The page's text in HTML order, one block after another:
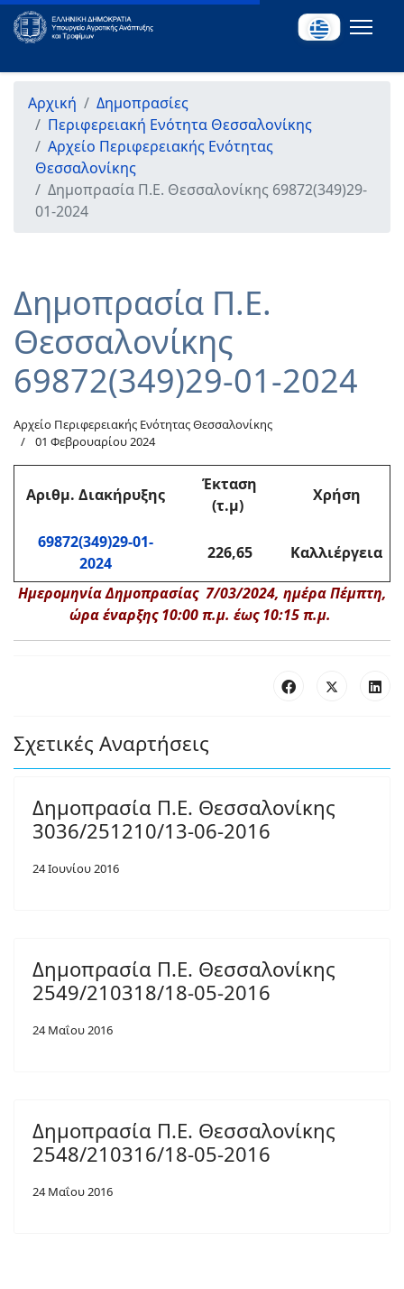
Αρχική
Δημοπρασίες
Περιφερειακή Ενότητα Θεσσαλονίκης
Αρχείο Περιφερειακής Ενότητας
Θεσσαλονίκης
Δημοπρασία Π.Ε. Θεσσαλονίκης 69872(349)29-
01-2024
Δημοπρασία Π.Ε.
Θεσσαλονίκης
69872(349)29-01-2024
Αρχείο Περιφερειακής Ενότητας Θεσσαλονίκης
01 Φεβρουαρίου 2024
Αριθμ. Διακήρυξης
Έκταση
(τ.μ)
Χρήση
69872(349)29-01-
2024
226,65 Καλλιέργεια
Ημερομηνία Δημοπρασίας 7/03/2024, ημέρα Πέμπτη,
ώρα έναρξης 10:00 π.μ. έως 10:15 π.μ.
Σχετικές Αναρτήσεις
Δημοπρασία Π.Ε. Θεσσαλονίκης
3036/251210/13-06-2016
24 Ιουνίου 2016
Δημοπρασία Π.Ε. Θεσσαλονίκης
2549/210318/18-05-2016
24 Μαΐου 2016
Δημοπρασία Π.Ε. Θεσσαλονίκης
2548/210316/18-05-2016
24 Μαΐου 2016